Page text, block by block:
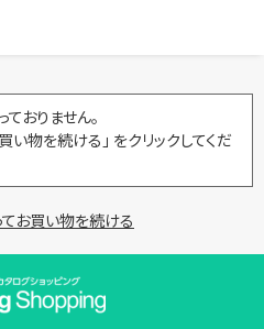
おりません。
物を続ける」 をクリックしてくだ
お買い物を続ける